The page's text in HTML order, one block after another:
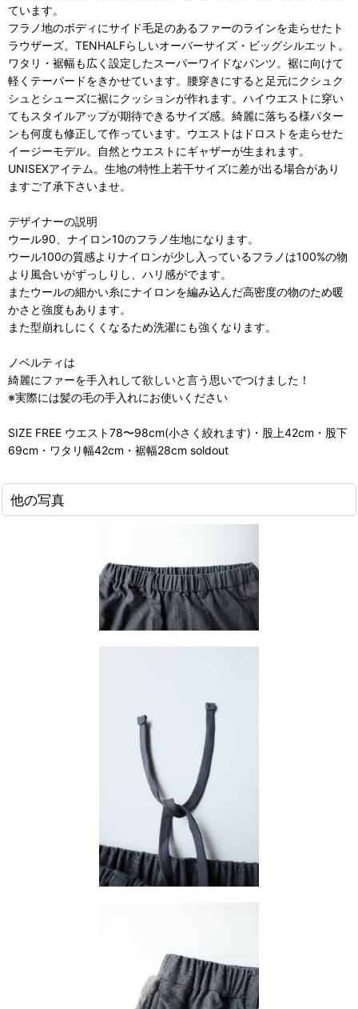
ています。
フラノ地のボディにサイド毛足のあるファーのラインを走らせたト
ラウザーズ。TENHALFらしいオーバーサイズ・ビッグシルエット。
ワタリ・裾幅も広く設定したスーパーワイドなパンツ。裾に向けて
軽くテーパードをきかせています。腰穿きにすると足元にクシュク
シュとシューズに裾にクッションが作れます。ハイウエストに穿い
てもスタイルアップが期待できるサイズ感。綺麗に落ちる様パター
ンも何度も修正して作っています。ウエストはドロストを走らせた
イージーモデル。自然とウエストにギャザーが生まれます。
UNISEXアイテム。生地の特性上若干サイズに差が出る場合があり
ますご了承下さいませ。
デザイナーの説明
ウール90、ナイロン10のフラノ生地になります。
ウール100の質感よりナイロンが少し入っているフラノは100%の物
より風合いがずっしりし、ハリ感がでます。
またウールの細かい糸にナイロンを編み込んだ高密度の物のため暖
かさと強度もあります。
また型崩れしにくくなるため洗濯にも強くなります。
ノベルティは
綺麗にファーを手入れして欲しいと言う思いでつけました！
※実際には髪の毛の手入れにお使いください
SIZE FREE ウエスト78〜98cm(小さく絞れます)・股上42cm・股下
69cm・ワタリ幅42cm・裾幅28cm soldout
他の写真